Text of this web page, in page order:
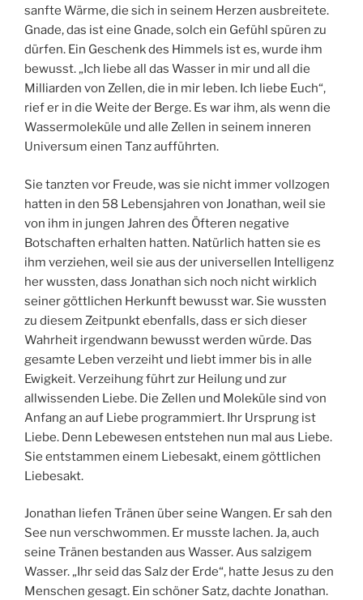
sanfte Wärme, die sich in seinem Herzen ausbreitete.
Gnade, das ist eine Gnade, solch ein Gefühl spüren zu
dürfen. Ein Geschenk des Himmels ist es, wurde ihm
bewusst. „Ich liebe all das Wasser in mir und all die
Milliarden von Zellen, die in mir leben. Ich liebe Euch“,
rief er in die Weite der Berge. Es war ihm, als wenn die
Wassermoleküle und alle Zellen in seinem inneren
Universum einen Tanz aufführten.
Sie tanzten vor Freude, was sie nicht immer vollzogen
hatten in den 58 Lebensjahren von Jonathan, weil sie
von ihm in jungen Jahren des Öfteren negative
Botschaften erhalten hatten. Natürlich hatten sie es
ihm verziehen, weil sie aus der universellen Intelligenz
her wussten, dass Jonathan sich noch nicht wirklich
seiner göttlichen Herkunft bewusst war. Sie wussten
zu diesem Zeitpunkt ebenfalls, dass er sich dieser
Wahrheit irgendwann bewusst werden würde. Das
gesamte Leben verzeiht und liebt immer bis in alle
Ewigkeit. Verzeihung führt zur Heilung und zur
allwissenden Liebe. Die Zellen und Moleküle sind von
Anfang an auf Liebe programmiert. Ihr Ursprung ist
Liebe. Denn Lebewesen entstehen nun mal aus Liebe.
Sie entstammen einem Liebesakt, einem göttlichen
Liebesakt.
Jonathan liefen Tränen über seine Wangen. Er sah den
See nun verschwommen. Er musste lachen. Ja, auch
seine Tränen bestanden aus Wasser. Aus salzigem
Wasser. „Ihr seid das Salz der Erde“, hatte Jesus zu den
Menschen gesagt. Ein schöner Satz, dachte Jonathan.